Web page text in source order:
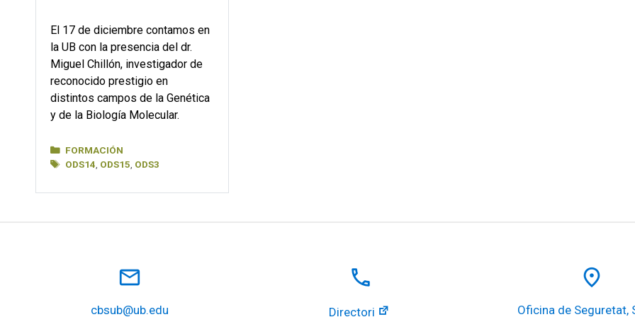
El 17 de diciembre contamos en
la UB con la presencia del dr.
Miguel Chillón, investigador de
reconocido prestigio en
distintos campos de la Genética
y de la Biología Molecular.
Categorías
FORMACIÓN
Etiquetas
ODS14 ODS15 ODS3
mail_outline
cbsub@ub.edu
local_phone
Directori
place
Oficina de Seguretat,